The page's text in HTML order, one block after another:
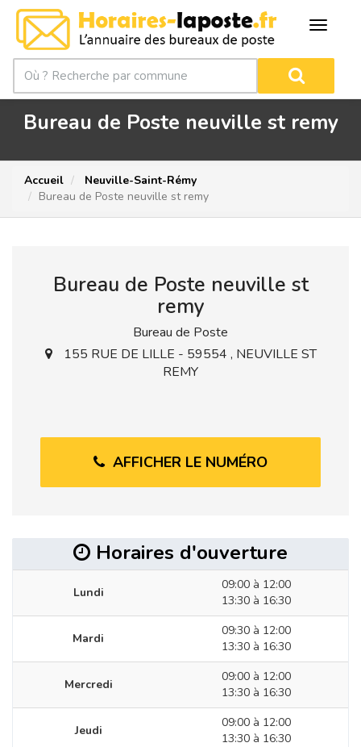
Bureau de Poste neuville st remy
Accueil
Neuville-Saint-Rémy
Bureau de Poste neuville st remy
Bureau de Poste neuville st
remy
Bureau de Poste
155 RUE DE LILLE - 59554 , NEUVILLE ST
REMY
AFFICHER LE NUMÉRO
Horaires d'ouverture
Lundi
09:00 à 12:00
13:30 à 16:30
Mardi
09:30 à 12:00
13:30 à 16:30
Mercredi
09:00 à 12:00
13:30 à 16:30
Jeudi
09:00 à 12:00
13:30 à 16:30